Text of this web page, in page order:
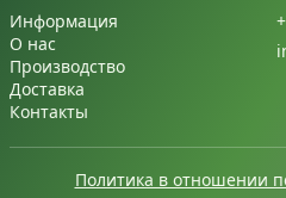
Информация
О нас
Производство
Доставка
Контакты
Политика в отношении